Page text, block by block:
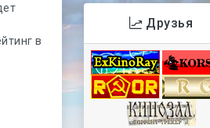
в
Друзья